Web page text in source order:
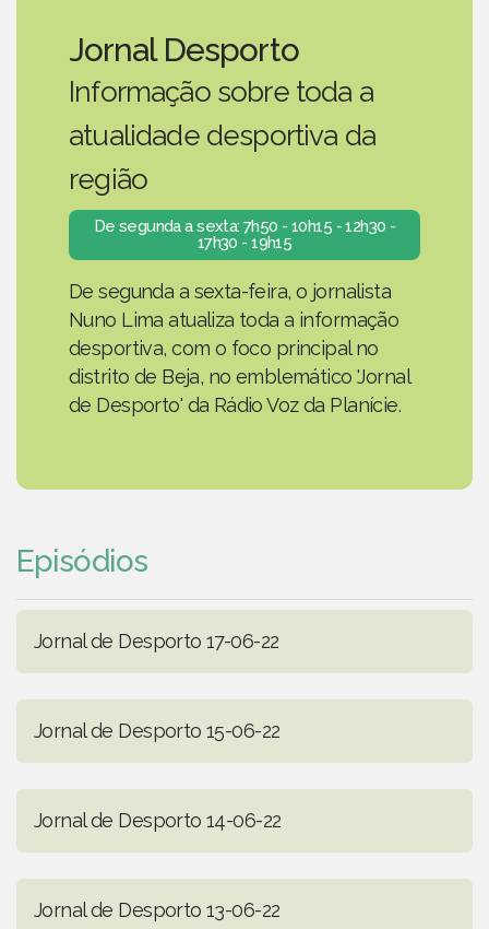
Jornal Desporto
Informação sobre toda a
atualidade desportiva da
região
De segunda a sexta: 7h50 - 10h15 - 12h30 -
17h30 - 19h15
De segunda a sexta-feira, o jornalista
Nuno Lima atualiza toda a informação
desportiva, com o foco principal no
distrito de Beja, no emblemático 'Jornal
de Desporto' da Rádio Voz da Planície.
Episódios
Jornal de Desporto 17-06-22
Jornal de Desporto 15-06-22
Jornal de Desporto 14-06-22
Jornal de Desporto 13-06-22